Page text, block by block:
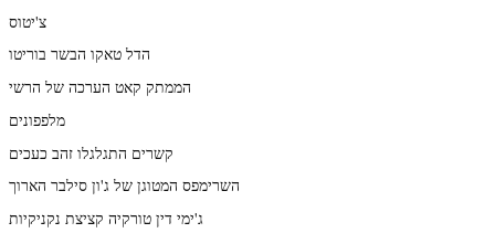
צ'יטוס
הדל טאקו הבשר בוריטו
הממתק קאט הערכה של הרשי
מלפפונים
קשרים התגלגלו זהב כעכים
השרימפס המטוגן של ג'ון סילבר הארוך
ג'ימי דין טורקיה קציצת נקניקיות